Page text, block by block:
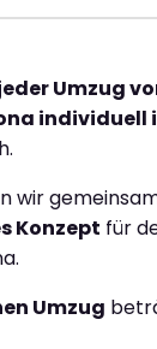
Umzug
individuell
wir
Konzept für
Umzug